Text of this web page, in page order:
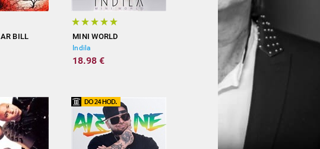
BILL MINI WORLD
Indila
18.98 €